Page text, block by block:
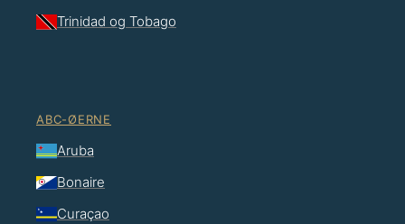
Trinidad og Tobago
ABC-ØERNE
Aruba
Bonaire
Curaçao